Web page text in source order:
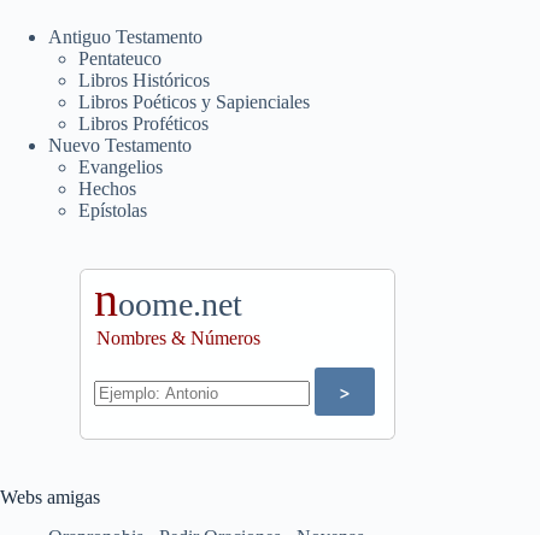
Antiguo Testamento
Pentateuco
Libros Históricos
Libros Poéticos y Sapienciales
Libros Proféticos
Nuevo Testamento
Evangelios
Hechos
Epístolas
noome.net
Nombres & Números
Webs amigas